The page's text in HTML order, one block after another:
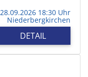
28.09.2026 18:30 Uhr
Niederbergkirchen
DETAIL